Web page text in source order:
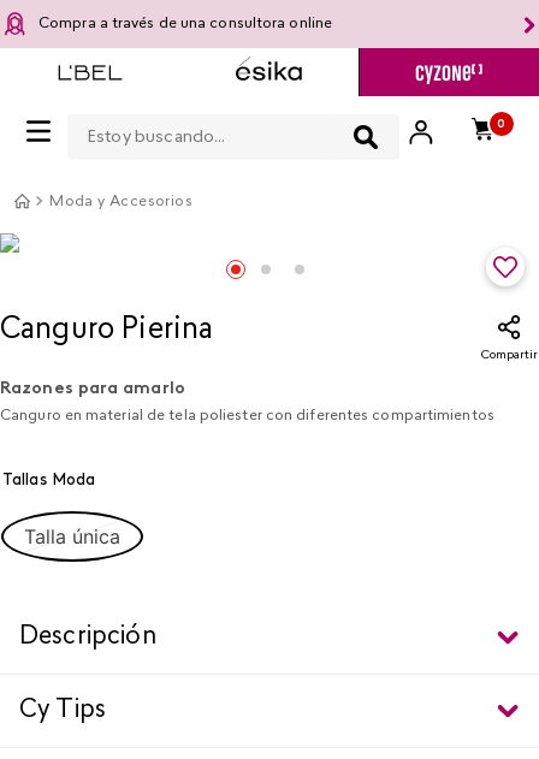
Compra a través de una consultora online
0
Moda y Accesorios
Canguro Pierina​
Compartir
Razones para amarlo
Canguro en material de tela poliester con diferentes compartimientos
Tallas Moda
Talla única
Descripción
Cy Tips